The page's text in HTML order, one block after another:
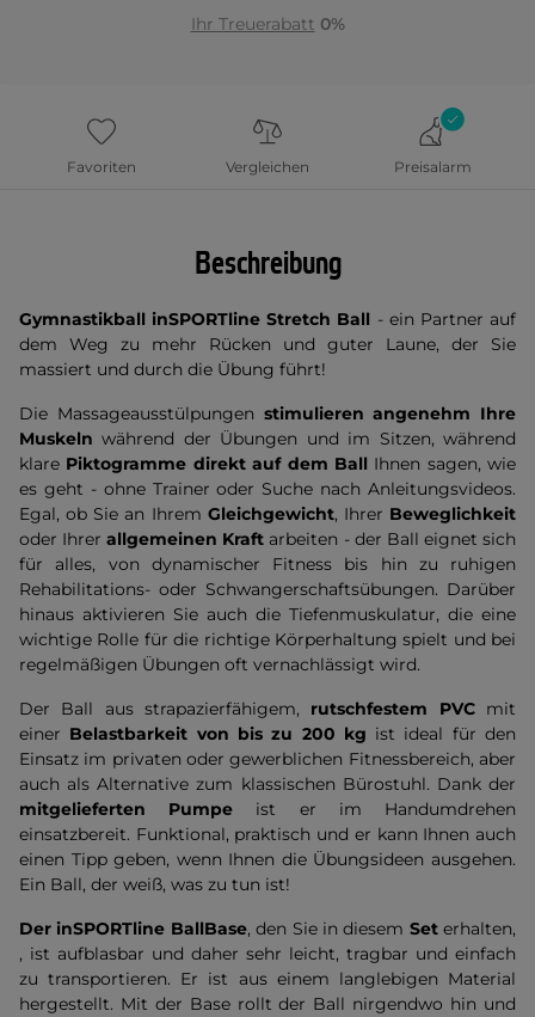
Ihr Treuerabatt 0%
Favoriten Vergleichen Preisalarm
Beschreibung
Gymnastikball inSPORTline Stretch Ball - ein Partner auf
dem Weg zu mehr Rücken und guter Laune, der Sie
massiert und durch die Übung führt!
Die Massageausstülpungen stimulieren angenehm Ihre
Muskeln während der Übungen und im Sitzen, während
klare Piktogramme direkt auf dem Ball Ihnen sagen, wie
es geht - ohne Trainer oder Suche nach Anleitungsvideos.
Egal, ob Sie an Ihrem Gleichgewicht, Ihrer Beweglichkeit
oder Ihrer allgemeinen Kraft arbeiten - der Ball eignet sich
für alles, von dynamischer Fitness bis hin zu ruhigen
Rehabilitations- oder Schwangerschaftsübungen. Darüber
hinaus aktivieren Sie auch die Tiefenmuskulatur, die eine
wichtige Rolle für die richtige Körperhaltung spielt und bei
regelmäßigen Übungen oft vernachlässigt wird.
Der Ball aus strapazierfähigem, rutschfestem PVCmit
einer Belastbarkeit von bis zu 200 kg ist ideal für den
Einsatz im privaten oder gewerblichen Fitnessbereich, aber
auch als Alternative zum klassischen Bürostuhl. Dank der
mitgelieferten Pumpe ist er im Handumdrehen
einsatzbereit. Funktional, praktisch und er kann Ihnen auch
einen Tipp geben, wenn Ihnen die Übungsideen ausgehen.
Ein Ball, der weiß, was zu tun ist!
Der inSPORTline BallBase, den Sie in diesem Seterhalten,
, ist aufblasbar und daher sehr leicht, tragbar und einfach
zu transportieren. Er ist aus einem langlebigen Material
hergestellt. Mit der Base rollt der Ball nirgendwo hin und